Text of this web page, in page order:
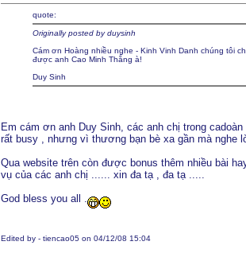
quote:
Originally posted by duysinh
Cám ơn Hoàng nhiều nghe - Kinh Vinh Danh chúng tôi
được anh Cao Minh Thắng à!
Duy Sinh
Em cám ơn anh Duy Sinh, các anh chị trong
rất busy , nhưng vì thương bạn bè xa gần mà nghe
Qua website trên còn được bonus thêm nhiều bài
vụ của các anh chị ...... xin đa tạ , đa tạ .....
God bless you all .
Edited by - tiencao05 on 04/12/08 15:04